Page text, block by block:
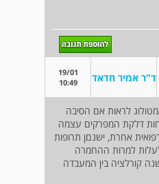
ד"ר אמיר חדאד
19/01
10:49
לראות אם הסיבה
דלקת המפרקים עצמה
אחרת, ישנםן תרופות
למרות ההחמרה
קורלציה בין המעבדה